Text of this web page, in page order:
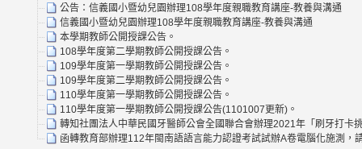
公告：信義國小暨幼兒園辦理108學年度親職教育講座-教養與溝通
信義國小暨幼兒園辦理108學年度親職教育講座-教養與溝通
本學期教師公開授課公告。
108學年度第二學期教師公開授課公告。
109學年度第一學期教師公開授課公告。
109學年度第二學期教師公開授課公告。
110學年度第一學期教師公開授課公告。
110學年度第一學期教師公開授課公告(1101007更新)。
轉知社團法人中華民國牙醫師公會全國聯合會辦理2021年「刷牙打卡
函轉教育部辦理112年閩南語語言能力認證考試試辦A卷電腦化施測